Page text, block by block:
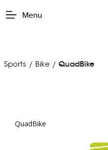
Menu
Sports / Bike / QuadBike
QuadBike